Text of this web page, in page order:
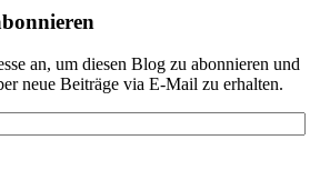
an, um diesen Blog zu abonnieren und
neue Beiträge via E-Mail zu erhalten.